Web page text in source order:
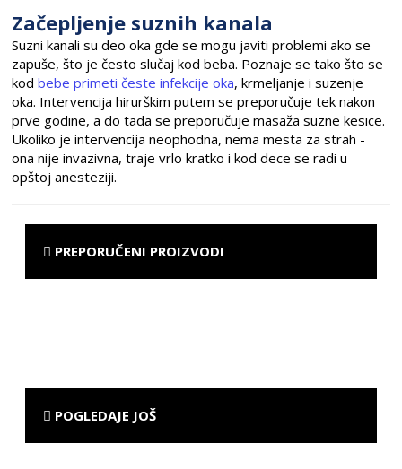
Začepljenje suznih kanala
Suzni kanali su deo oka gde se mogu javiti problemi ako se
zapuše, što je često slučaj kod beba. Poznaje se tako što se
kodbebe primeti česte infekcije oka, krmeljanje i suzenje
oka. Intervencija hirurškim putem se preporučuje tek nakon
prve godine, a do tada se preporučuje masaža suzne kesice.
Ukoliko je intervencija neophodna, nema mesta za strah -
ona nije invazivna, traje vrlo kratko i kod dece se radi u
opštoj anesteziji.
PREPORUČENI PROIZVODI
POGLEDAJE JOŠ